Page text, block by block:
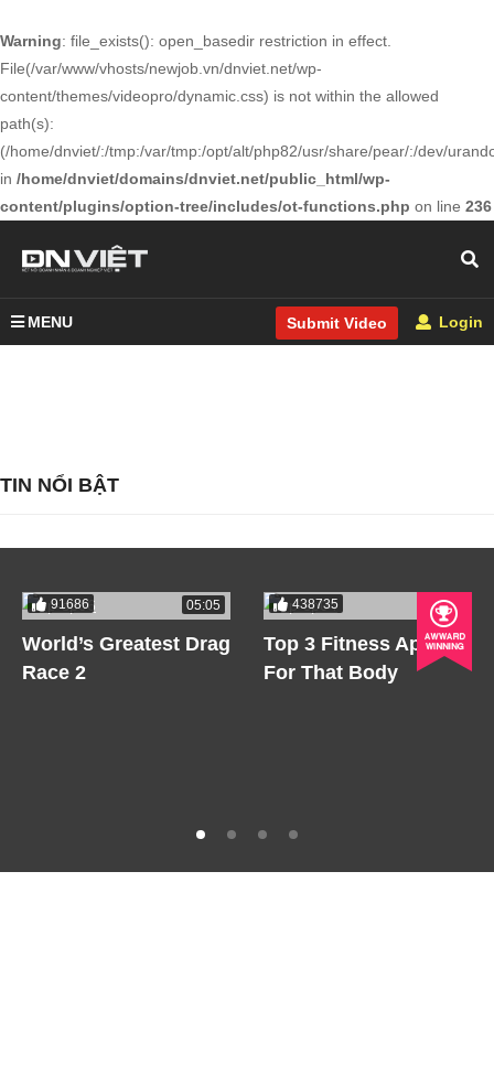
Warning: file_exists(): open_basedir restriction in effect.
File(/var/www/vhosts/newjob.vn/dnviet.net/wp-
content/themes/videopro/dynamic.css) is not within the allowed
path(s):
(/home/dnviet/:/tmp:/var/tmp:/opt/alt/php82/usr/share/pear/:/dev/
in /home/dnviet/domains/dnviet.net/public_html/wp-
content/plugins/option-tree/includes/ot-functions.php on line 236
MENU Submit Video Login
TIN NỔI BẬT
91686 05:05
World’s Greatest Drag
Race 2
438735 05:05
Top 3 Fitness Apps
For That Body